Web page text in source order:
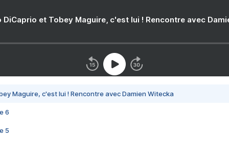
DiCaprio et Tobey Maguire, c'est lui ! Rencontre avec
Maguire, c'est lui ! Rencontre avec Damien Witecka
6
5